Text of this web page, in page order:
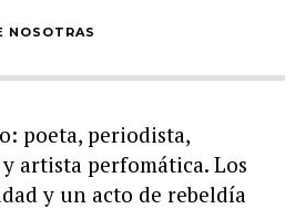
NOSOTRAS
poeta, periodista,
artista perfomática. Los
y un acto de rebeldía